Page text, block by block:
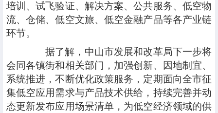
培训、试飞验证、解决方案、公共服务、低空物
流、仓储、低空文旅、低空金融产品等各产业链
环节。
据了解，中山市发展和改革局下一步将
会同各镇街和相关部门，加强创新、因地制宜、
系统推进，不断优化政策服务，定期面向全市征
集低空应用需求与产品技术供给，持续完善并动
态更新发布应用场景清单，为低空经济领域的供